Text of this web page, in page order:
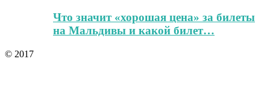
Что значит «хорошая цена» за билеты
на Мальдивы и какой билет…
© 2017